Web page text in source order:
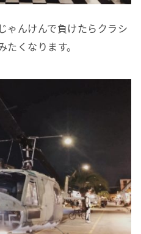
ゃんけんで負けたらクラシ
くなります。